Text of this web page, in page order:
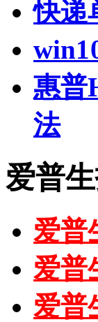
快递
惠普
法
爱普
爱普
爱普
爱普